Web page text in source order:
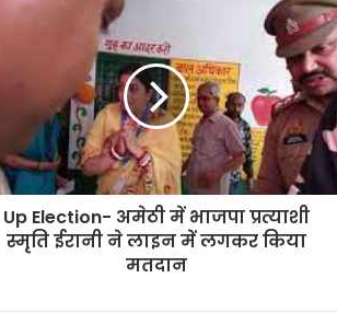
Up Election- अमेठी में भाजपा प्रत्याशी
स्मृति ईरानी ने लाइन में लगकर किया
मतदान